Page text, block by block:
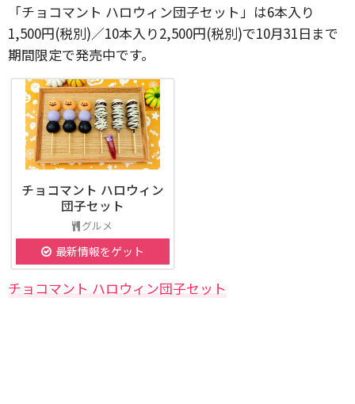
「チョコマント ハロウィン団子セット」は6本入り
1,500円(税別)／10本入り2,500円(税別)で10月31日まで
期間限定で発売中です。
チョコマント ハロウィン
団子セット
グルメ
最新情報をゲット
チョコマント ハロウィン団子セット